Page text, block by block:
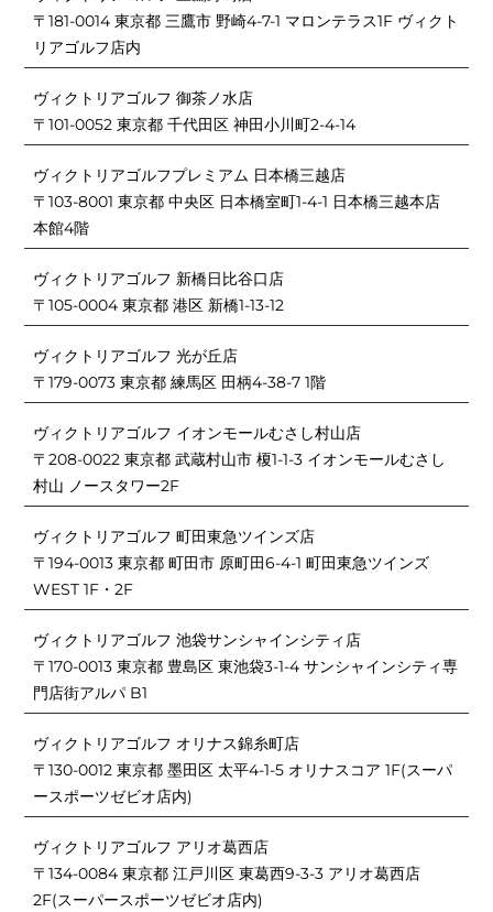
〒181-0014 東京都 三鷹市 野崎4-7-1 マロンテラス1F ヴィクト
リアゴルフ店内
ヴィクトリアゴルフ 御茶ノ水店
〒101-0052 東京都 千代田区 神田小川町2-4-14
ヴィクトリアゴルフプレミアム 日本橋三越店
〒103-8001 東京都 中央区 日本橋室町1-4-1 日本橋三越本店
本館4階
ヴィクトリアゴルフ 新橋日比谷口店
〒105-0004 東京都 港区 新橋1-13-12
ヴィクトリアゴルフ 光が丘店
〒179-0073 東京都 練馬区 田柄4-38-7 1階
ヴィクトリアゴルフ イオンモールむさし村山店
〒208-0022 東京都 武蔵村山市 榎1-1-3 イオンモールむさし
村山 ノースタワー2F
ヴィクトリアゴルフ 町田東急ツインズ店
〒194-0013 東京都 町田市 原町田6-4-1 町田東急ツインズ
WEST 1F・2F
ヴィクトリアゴルフ 池袋サンシャインシティ店
〒170-0013 東京都 豊島区 東池袋3-1-4 サンシャインシティ専
門店街アルパ B1
ヴィクトリアゴルフ オリナス錦糸町店
〒130-0012 東京都 墨田区 太平4-1-5 オリナスコア 1F(スーパ
ースポーツゼビオ店内)
ヴィクトリアゴルフ アリオ葛西店
〒134-0084 東京都 江戸川区 東葛西9-3-3 アリオ葛西店
2F(スーパースポーツゼビオ店内)